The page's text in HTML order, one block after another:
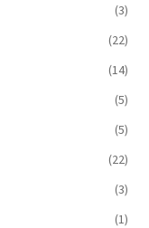
(3)
(22)
(14)
(5)
(5)
(22)
(3)
(1)